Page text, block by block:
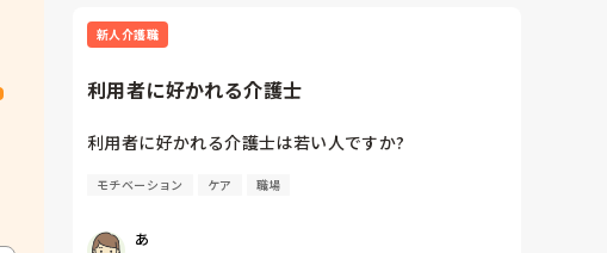
参考になりづらいかもしれないアドバイスですいませ
ん。
新人介護職
利用者に好かれる介護士
利用者に好かれる介護士は若い人ですか?
モチベーション ケア 職場
あ